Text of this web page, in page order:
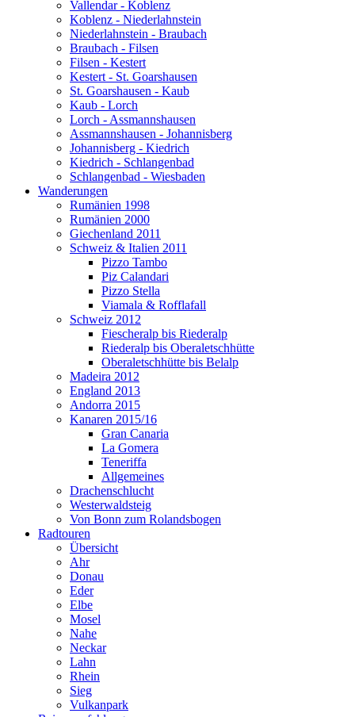
Vallendar - Koblenz
Koblenz - Niederlahnstein
Niederlahnstein - Braubach
Braubach - Filsen
Filsen - Kestert
Kestert - St. Goarshausen
St. Goarshausen - Kaub
Kaub - Lorch
Lorch - Assmannshausen
Assmannshausen - Johannisberg
Johannisberg - Kiedrich
Kiedrich - Schlangenbad
Schlangenbad - Wiesbaden
Wanderungen
Rumänien 1998
Rumänien 2000
Giechenland 2011
Schweiz & Italien 2011
Pizzo Tambo
Piz Calandari
Pizzo Stella
Viamala & Rofflafall
Schweiz 2012
Fiescheralp bis Riederalp
Riederalp bis Oberaletschhütte
Oberaletschhütte bis Belalp
Madeira 2012
England 2013
Andorra 2015
Kanaren 2015/16
Gran Canaria
La Gomera
Teneriffa
Allgemeines
Drachenschlucht
Westerwaldsteig
Von Bonn zum Rolandsbogen
Radtouren
Übersicht
Ahr
Donau
Eder
Elbe
Mosel
Nahe
Neckar
Lahn
Rhein
Sieg
Vulkanpark